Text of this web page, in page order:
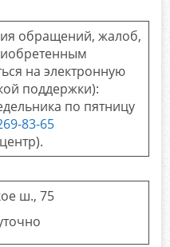
обращений, жалоб,
на электронную
поддержки):
по пятницу
83-65
ш., 75